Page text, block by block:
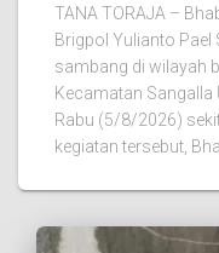
TANA TORAJA –
Brigpol Yulianto
sambang di wilayah
Kecamatan Sangalla
Rabu (5/8/2026)
kegiatan tersebut,